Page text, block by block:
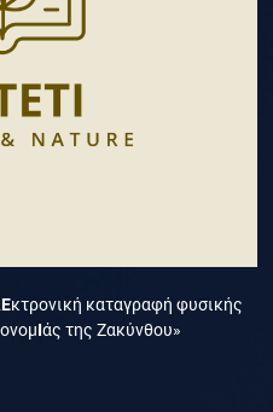
Εκτρονική καταγραφή φυσικής
Ιάς της Ζακύνθου»